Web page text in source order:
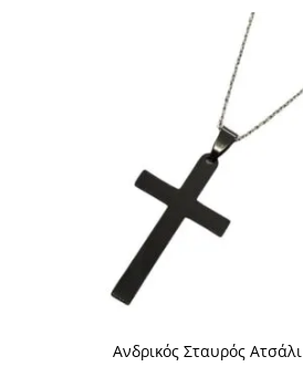
Ανδρικός Σταυρός Ατσάλι